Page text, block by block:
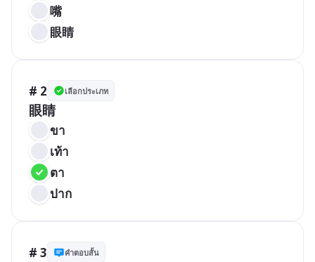
嘴
眼睛
# 2 เลือกประเภท
眼睛
ขา
เท้า
ตา
ปาก
# 3 คำตอบสั้น